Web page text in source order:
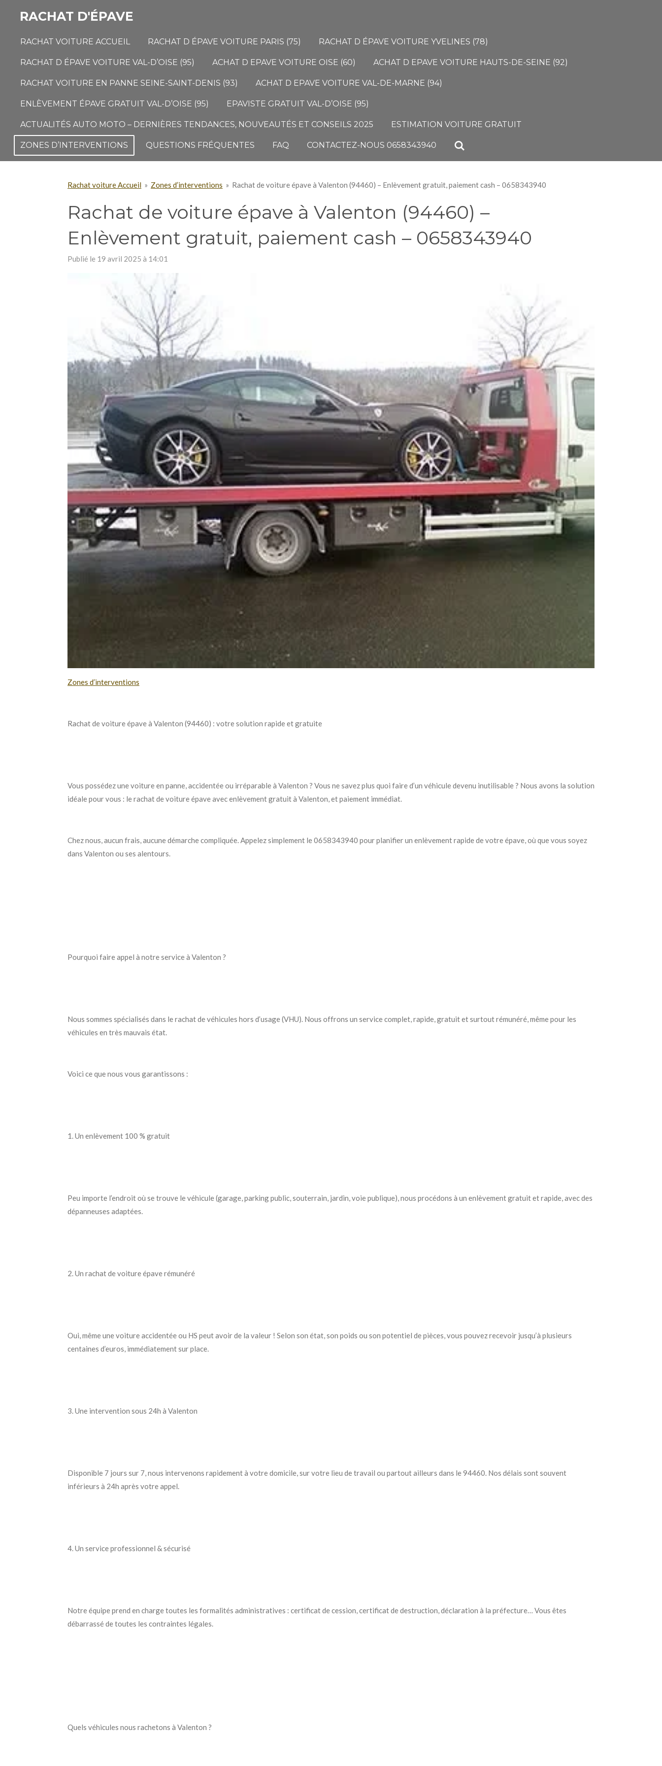
Passer
contenu
RACHAT D'ÉPAVE
RACHAT VOITURE ACCUEIL RACHAT D ÉPAVE VOITURE PARIS (75) RACHAT D ÉPAVE VOITURE YVELINES (78)
RACHAT D ÉPAVE VOITURE VAL-D’OISE (95) ACHAT D EPAVE VOITURE OISE (60) ACHAT D EPAVE VOITURE HAUTS-DE-SEINE (92)
RACHAT VOITURE EN PANNE SEINE-SAINT-DENIS (93) ACHAT D EPAVE VOITURE VAL-DE-MARNE (94)
ENLÈVEMENT ÉPAVE GRATUIT VAL-D’OISE (95) EPAVISTE GRATUIT VAL-D’OISE (95)
ACTUALITÉS AUTO MOTO – DERNIÈRES TENDANCES, NOUVEAUTÉS ET CONSEILS 2025 ESTIMATION VOITURE GRATUIT
ZONES D’INTERVENTIONS QUESTIONS FRÉQUENTES FAQ CONTACTEZ-NOUS 0658343940
Rachat voiture Accueil » Zones d’interventions » Rachat de voiture épave à Valenton (94460) – Enlèvement gratuit, paiement cash – 0658343940
Rachat de voiture épave à Valenton (94460) –
Enlèvement gratuit, paiement cash – 0658343940
Publié le 19 avril 2025 à 14:01
Zones d’interventions
Rachat de voiture épave à Valenton (94460) : votre solution rapide et gratuite
Vous possédez une voiture en panne, accidentée ou irréparable à Valenton ? Vous ne savez plus quoi faire d’un véhicule devenu inutilisable ? Nous avons la solution
idéale pour vous : le rachat de voiture épave avec enlèvement gratuit à Valenton, et paiement immédiat.
Chez nous, aucun frais, aucune démarche compliquée. Appelez simplement le 0658343940 pour planifier un enlèvement rapide de votre épave, où que vous soyez
dans Valenton ou ses alentours.
Pourquoi faire appel à notre service à Valenton ?
Nous sommes spécialisés dans le rachat de véhicules hors d’usage (VHU). Nous offrons un service complet, rapide, gratuit et surtout rémunéré, même pour les
véhicules en très mauvais état.
Voici ce que nous vous garantissons :
1. Un enlèvement 100 % gratuit
Peu importe l’endroit où se trouve le véhicule (garage, parking public, souterrain, jardin, voie publique), nous procédons à un enlèvement gratuit et rapide, avec des
dépanneuses adaptées.
2. Un rachat de voiture épave rémunéré
Oui, même une voiture accidentée ou HS peut avoir de la valeur ! Selon son état, son poids ou son potentiel de pièces, vous pouvez recevoir jusqu’à plusieurs
centaines d’euros, immédiatement sur place.
3. Une intervention sous 24h à Valenton
Disponible 7 jours sur 7, nous intervenons rapidement à votre domicile, sur votre lieu de travail ou partout ailleurs dans le 94460. Nos délais sont souvent
inférieurs à 24h après votre appel.
4. Un service professionnel & sécurisé
Notre équipe prend en charge toutes les formalités administratives : certificat de cession, certificat de destruction, déclaration à la préfecture… Vous êtes
débarrassé de toutes les contraintes légales.
Quels véhicules nous rachetons à Valenton ?